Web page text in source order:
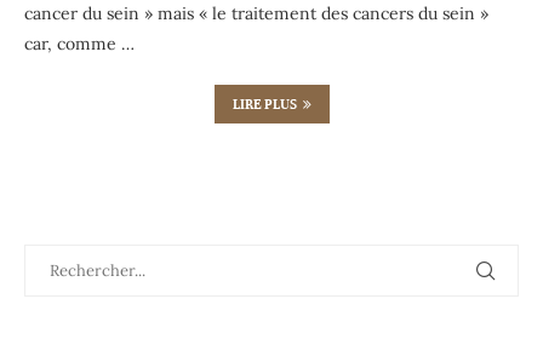
cancer du sein » mais « le traitement des cancers du sein »
car, comme …
LIRE PLUS